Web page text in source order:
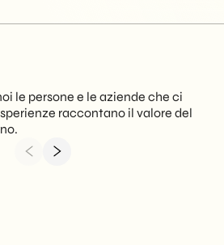
le persone e le aziende che ci
raccontano il valore del